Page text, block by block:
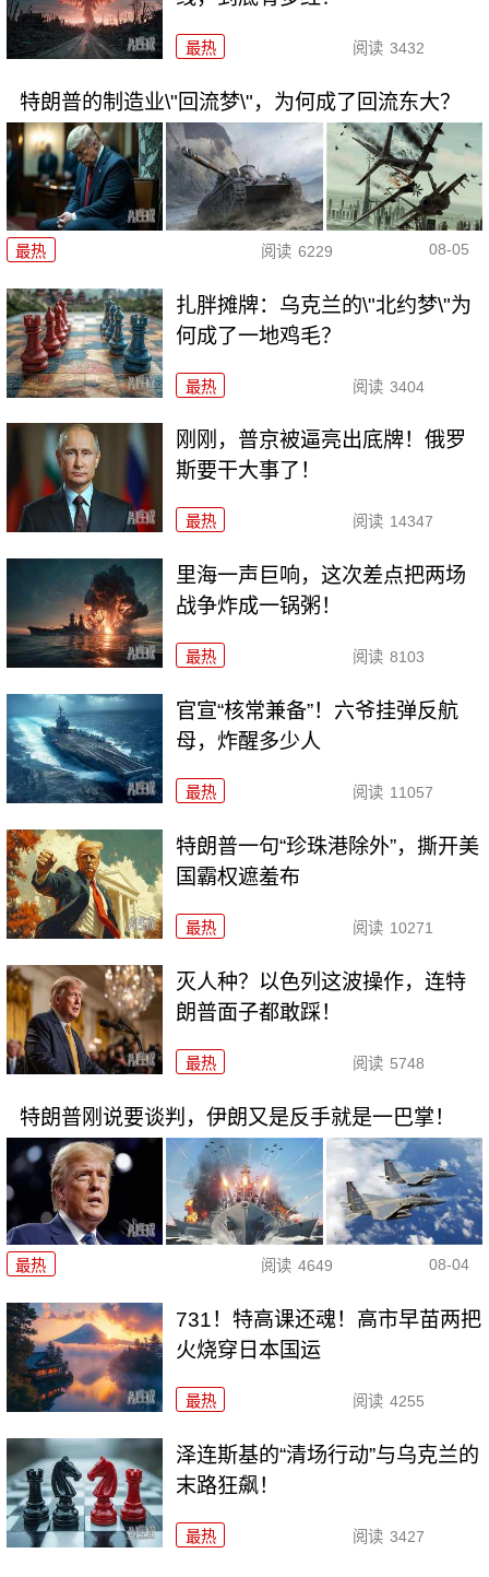
最热 阅读 3432
特朗普的制造业\"回流梦\"，为何成了回流东大？
最热 阅读 6229 08-05
扎胖摊牌：乌克兰的\"北约梦\"为
何成了一地鸡毛？
最热 阅读 3404
刚刚，普京被逼亮出底牌！俄罗
斯要干大事了！
最热 阅读 14347
里海一声巨响，这次差点把两场
战争炸成一锅粥！
最热 阅读 8103
官宣“核常兼备”！六爷挂弹反航
母，炸醒多少人
最热 阅读 11057
特朗普一句“珍珠港除外”，撕开美
国霸权遮羞布
最热 阅读 10271
灭人种？以色列这波操作，连特
朗普面子都敢踩！
最热 阅读 5748
特朗普刚说要谈判，伊朗又是反手就是一巴掌！
最热 阅读 4649 08-04
731！特高课还魂！高市早苗两把
火烧穿日本国运
最热 阅读 4255
泽连斯基的“清场行动”与乌克兰的
末路狂飙！
最热 阅读 3427